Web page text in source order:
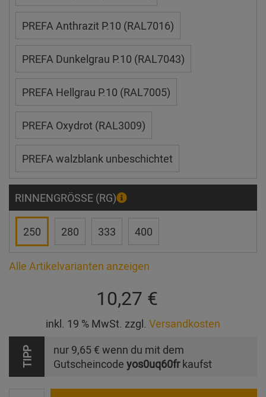
PREFA Anthrazit P.10 (RAL7016)
PREFA Dunkelgrau P.10 (RAL7043)
PREFA Hellgrau P.10 (RAL7005)
PREFA Oxydrot (RAL3009)
PREFA walzblank unbeschichtet
RINNENGRÖSSE (RG)
250 280 333 400
Alle Artikelvarianten anzeigen
10,27 €
inkl. 19 % MwSt. zzgl. Versandkosten
TIPP nur 9,65 € wenn du mit dem
Gutscheincode yos0uq60frkaufst